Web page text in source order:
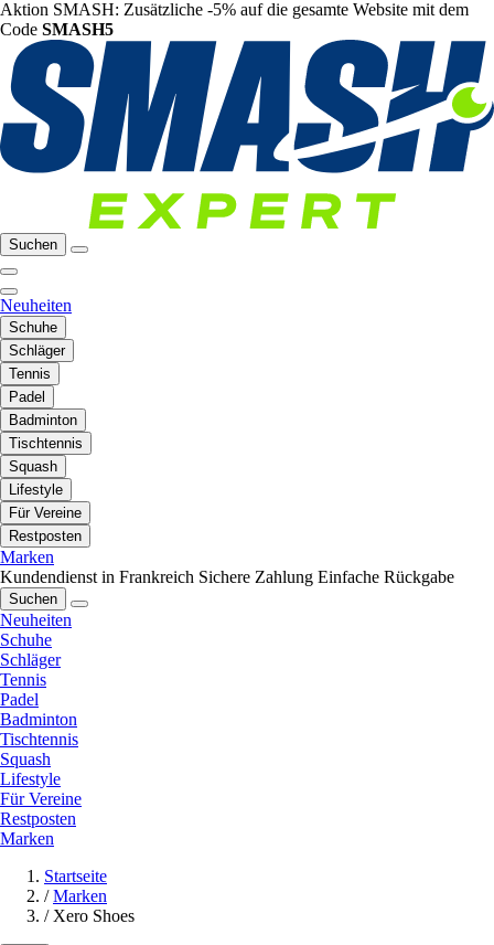
Aktion SMASH: Zusätzliche -5% auf die gesamte Website mit dem
Code SMASH5
Suchen
Neuheiten
Schuhe
Schläger
Tennis
Padel
Badminton
Tischtennis
Squash
Lifestyle
Für Vereine
Restposten
Marken
Kundendienst in Frankreich Sichere Zahlung Einfache Rückgabe
Suchen
Neuheiten
Schuhe
Schläger
Tennis
Padel
Badminton
Tischtennis
Squash
Lifestyle
Für Vereine
Restposten
Marken
Startseite
/ Marken
/ Xero Shoes